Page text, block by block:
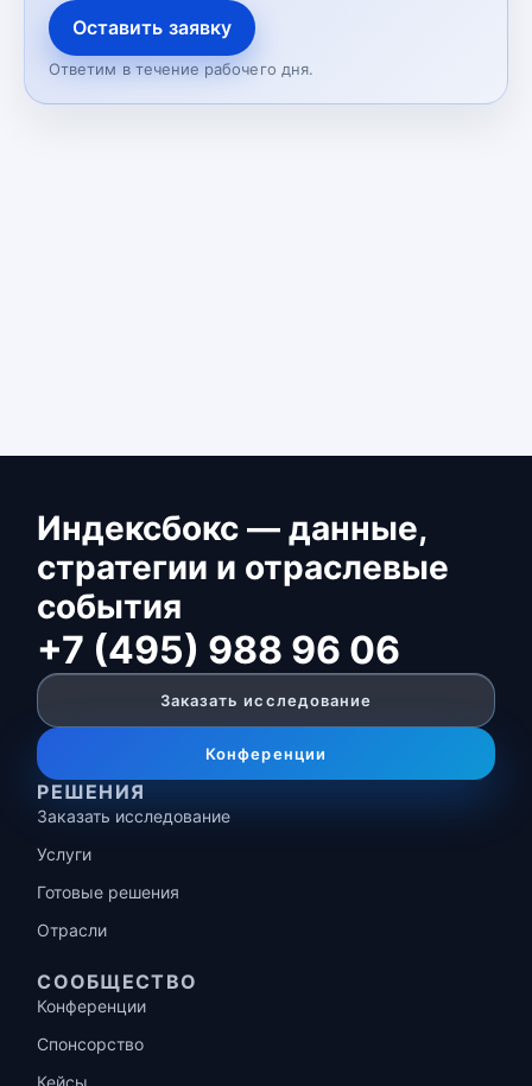
Оставить заявку
Ответим в течение рабочего дня.
Индексбокс — данные,
стратегии и отраслевые
события
+7 (495) 988 96 06
Заказать исследование
Конференции
РЕШЕНИЯ
Заказать исследование
Услуги
Готовые решения
Отрасли
СООБЩЕСТВО
Конференции
Спонсорство